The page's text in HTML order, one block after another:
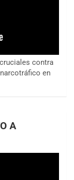
contra
en
A